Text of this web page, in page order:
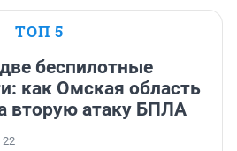
ТОП 5
беспилотные
как Омская область
вторую атаку БПЛА
22